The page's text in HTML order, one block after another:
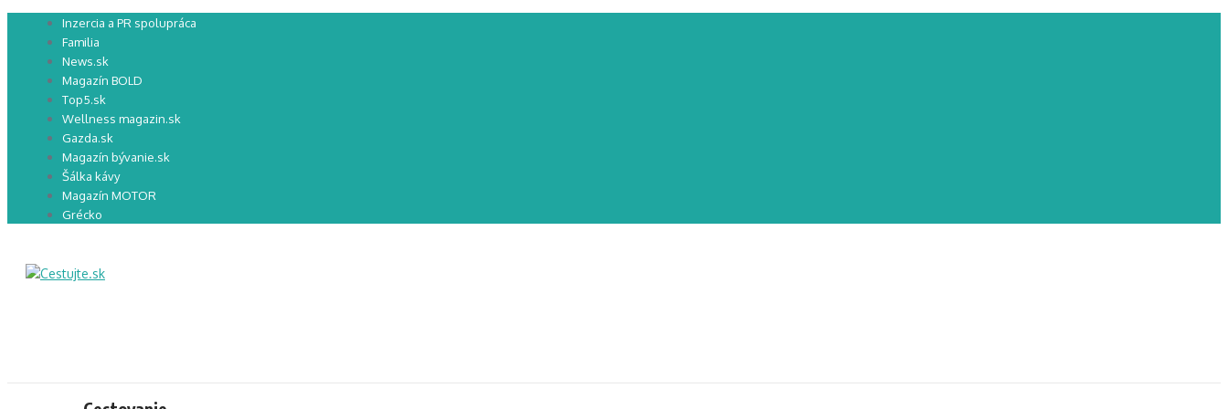
Preskočiť Inzercia a PR spolupráca
Familia
News.sk
Magazín BOLD
Top5.sk
Wellness magazin.sk
Gazda.sk
Magazín bývanie.sk
Šálka kávy
Magazín MOTOR
Grécko